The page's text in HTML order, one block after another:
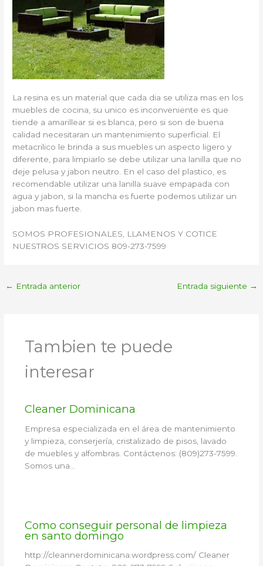
La resina es un material que cada dia se utiliza mas en los
muebles de cocina, su unico es inconveniente es que
tiende a amarillear si es blanca, pero si son de buena
calidad necesitaran un mantenimiento superficial. El
metacrilico le brinda a sus muebles un aspecto ligero y
diferente, para limpiarlo se debe utilizar una lanilla que no
deje pelusa y jabon neutro. En el caso del plastico, es
recomendable utilizar una lanilla suave empapada con
agua y jabon, si la mancha es fuerte podemos utilizar un
jabon mas fuerte.
SOMOS PROFESIONALES, LLAMENOS Y COTICE
NUESTROS SERVICIOS 809-273-7599
← Entrada anterior Entrada siguiente →
Tambien te puede
interesar
Cleaner Dominicana
Empresa especializada en el área de mantenimiento
y limpieza, conserjería, cristalizado de pisos, lavado
de muebles y alfombras. Contáctenos: (809)273-7599.
Somos una…
Como conseguir personal de limpieza
en santo domingo
http://cleannerdominicana.wordpress.com/ Cleaner